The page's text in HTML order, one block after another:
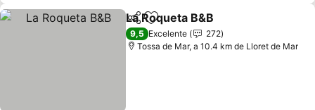
PartilharAdicionar aos favoritos
La Roqueta B&B
9,5 Excelente
272
Tossa de Mar, a 10.4 km de Lloret de Mar